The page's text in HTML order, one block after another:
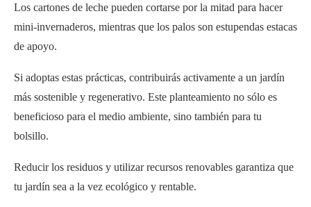
Los cartones de leche pueden cortarse por la mitad para hacer
mini-invernaderos, mientras que los palos son estupendas estacas
de apoyo.
Si adoptas estas prácticas, contribuirás activamente a un jardín
más sostenible y regenerativo. Este planteamiento no sólo es
beneficioso para el medio ambiente, sino también para tu
bolsillo.
Reducir los residuos y utilizar recursos renovables garantiza que
tu jardín sea a la vez ecológico y rentable.